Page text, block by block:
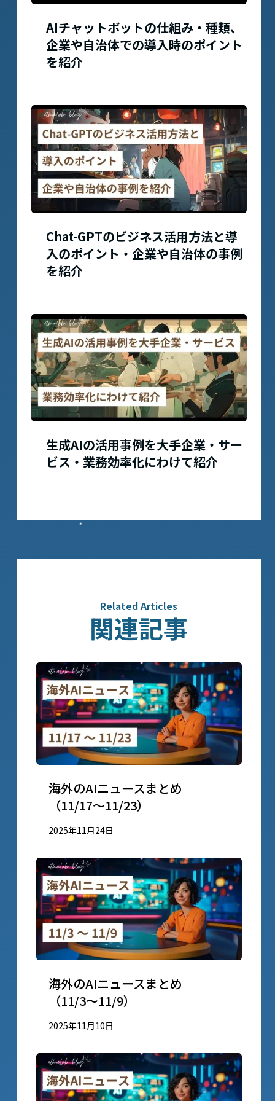
AIチャットボットの仕組み・種類、
企業や自治体での導入時のポイント
を紹介
Chat-GPTのビジネス活用方法と導
入のポイント・企業や自治体の事例
を紹介
生成AIの活用事例を大手企業・サー
ビス・業務効率化にわけて紹介
Related Articles
関連記事
海外のAIニュースまとめ
（11/17〜11/23）
2025年11月24日
海外のAIニュースまとめ
（11/3〜11/9）
2025年11月10日